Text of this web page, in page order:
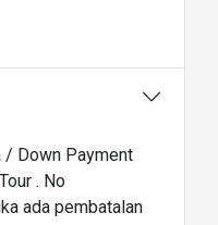
/ Down Payment
. No
ada pembatalan